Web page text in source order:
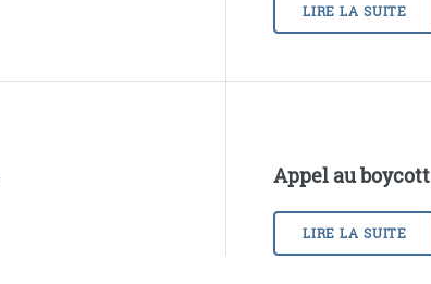
LIRE LA SUITE
Appel au boycott
LIRE LA SUITE